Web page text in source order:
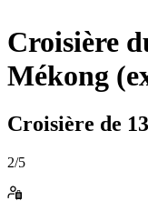
Croisière
Mékong
Croisière de
2/5